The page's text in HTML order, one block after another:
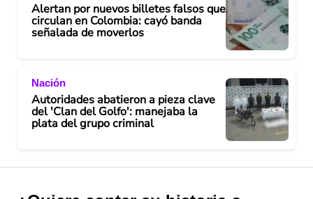
Alertan por nuevos billetes falsos que
circulan en Colombia: cayó banda
señalada de moverlos
Nación
Autoridades abatieron a pieza clave
del 'Clan del Golfo': manejaba la
plata del grupo criminal